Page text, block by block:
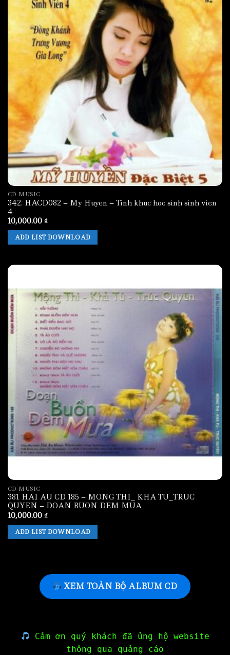
CD MUSIC
342. HACD082 – My Huyen – Tinh khuc hoc sinh sinh vien
4
10,000.00 ₫
ADD LIST DOWNLOAD
CD MUSIC
381 HAI AU CD 185 – MONG THI_ KHA TU_TRUC
QUYEN – DOAN BUON DEM MUA
10,000.00 ₫
ADD LIST DOWNLOAD
XEM TOÀN BỘ ALBUM CD
Cảm ơn quý khách đã ủng hộ website
thông qua quảng cáo